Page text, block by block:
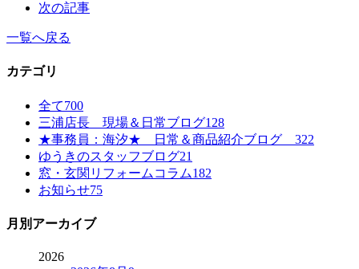
次の記事
一覧へ戻る
カテゴリ
全て700
三浦店長 現場＆日常ブログ128
★事務員：海汐★ 日常＆商品紹介ブログ 322
ゆうきのスタッフブログ21
窓・玄関リフォームコラム182
お知らせ75
月別アーカイブ
2026